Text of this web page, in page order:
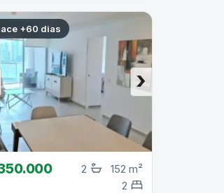
+60 dias
›
152 m²
2
2